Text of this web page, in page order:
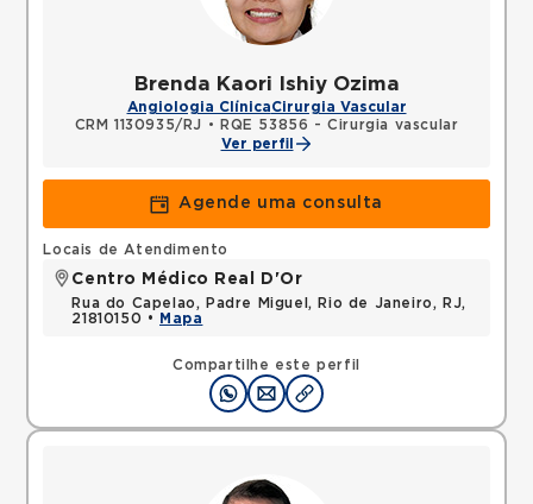
Brenda Kaori Ishiy Ozima
Angiologia ClínicaCirurgia Vascular
CRM 1130935/RJ •
RQE 53856 - Cirurgia vascular
Ver perfil
Agende uma consulta
Compartilhe este perfil
Locais de Atendimento
Centro Médico Real D'Or
Rua do Capelao, Padre Miguel, Rio de Janeiro, RJ,
21810150 •
Mapa